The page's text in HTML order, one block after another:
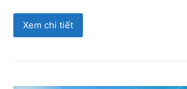
Xem chi tiết